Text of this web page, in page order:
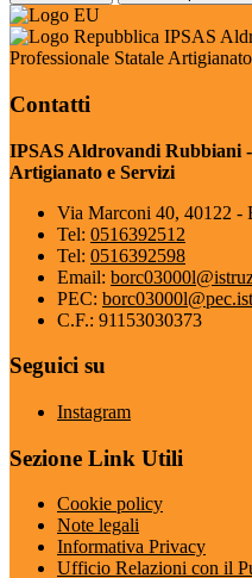
IPSAS
Professionale Statale
Contatti
IPSAS Aldrovandi Rubbiani
Artigianato e Servizi
Via Marconi 40, 40122 -
Tel: 0516392512
Tel: 0516392598
Email:
PEC:
C.F.: 91153030373
Seguici su
Instagram
Sezione Link Utili
Cookie policy
Note legali
Informativa Privacy
Ufficio Relazioni con il